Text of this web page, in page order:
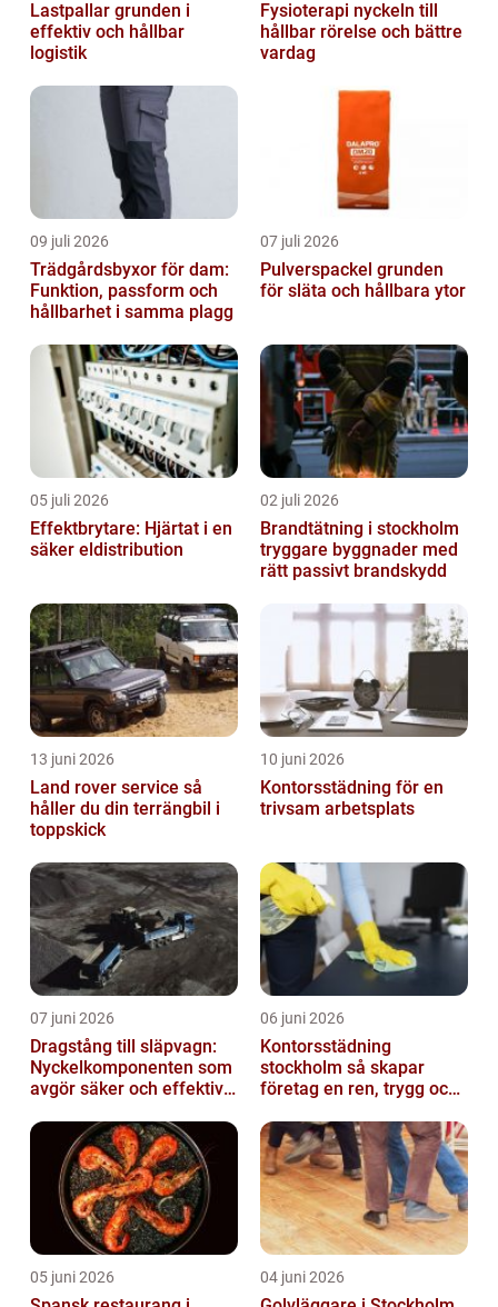
Lastpallar grunden i
effektiv och hållbar
logistik
Fysioterapi nyckeln till
hållbar rörelse och bättre
vardag
09 juli 2026
Trädgårdsbyxor för dam:
Funktion, passform och
hållbarhet i samma plagg
07 juli 2026
Pulverspackel grunden
för släta och hållbara ytor
05 juli 2026
Effektbrytare: Hjärtat i en
säker eldistribution
02 juli 2026
Brandtätning i stockholm
tryggare byggnader med
rätt passivt brandskydd
13 juni 2026
Land rover service så
håller du din terrängbil i
toppskick
10 juni 2026
Kontorsstädning för en
trivsam arbetsplats
07 juni 2026
Dragstång till släpvagn:
Nyckelkomponenten som
avgör säker och effektiv
06 juni 2026
Kontorsstädning
stockholm så skapar
företag en ren, trygg och
05 juni 2026 04 juni 2026